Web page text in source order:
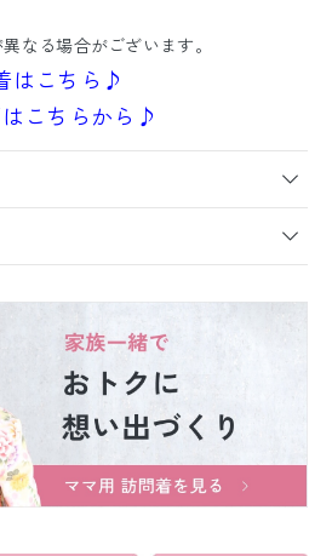
なる場合がございます。
こちら♪
こちらから♪